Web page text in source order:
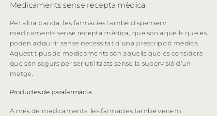
Medicaments sense recepta mèdica
Per altra banda, les farmàcies també dispensem
medicaments sense recepta mèdica, que són aquells que es
poden adquirir sense necessitat d’una prescripció mèdica.
Aquest tipus de medicaments són aquells que es considera
que són segurs per ser utilitzats sense la supervisió d’un
metge.
Productes de parafarmàcia
A més de medicaments, les farmàcies també venem